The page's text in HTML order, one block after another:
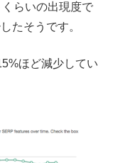
らいの出現度で
たそうです。
ほど減少してい